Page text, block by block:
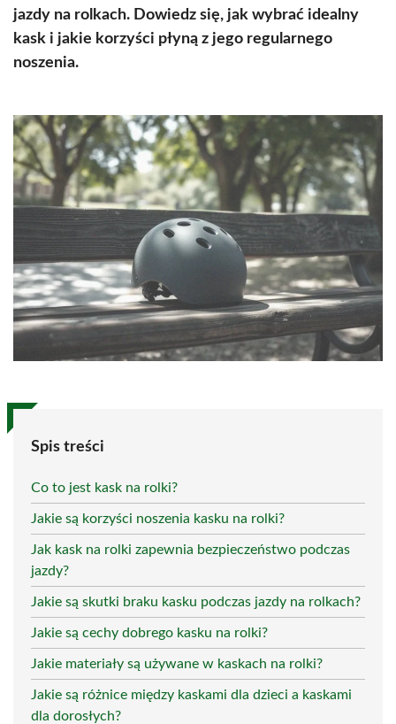
jazdy na rolkach. Dowiedz się, jak wybrać idealny
kask i jakie korzyści płyną z jego regularnego
noszenia.
Spis treści
Co to jest kask na rolki?
Jakie są korzyści noszenia kasku na rolki?
Jak kask na rolki zapewnia bezpieczeństwo podczas
jazdy?
Jakie są skutki braku kasku podczas jazdy na rolkach?
Jakie są cechy dobrego kasku na rolki?
Jakie materiały są używane w kaskach na rolki?
Jakie są różnice między kaskami dla dzieci a kaskami
dla dorosłych?